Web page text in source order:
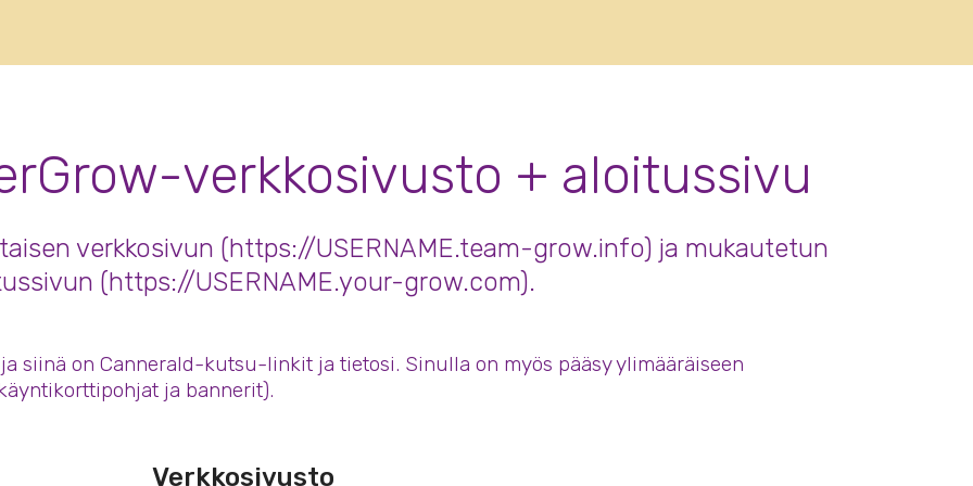
in suomalainen real-time
verkkosivusto + aloitussivu
verkkosivun (https://USERNAME.team-grow.info) ja mukautetun
(https://USERNAME.your-grow.com).
siinä on Cannerald-kutsu-linkit ja tietosi. Sinulla on myös pääsy ylimääräiseen
ja bannerit).
Verkkosivusto